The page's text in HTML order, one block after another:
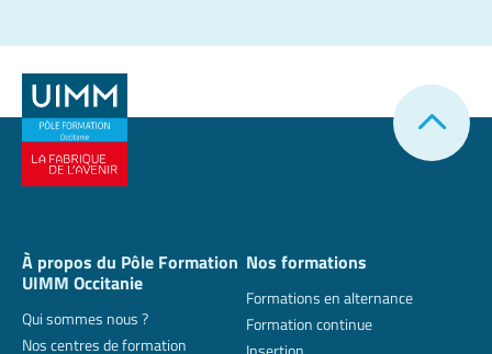
À propos du Pôle Formation
UIMM Occitanie
Qui sommes nous ?
Nos centres de formation
Nos formations
Formations en alternance
Formation continue